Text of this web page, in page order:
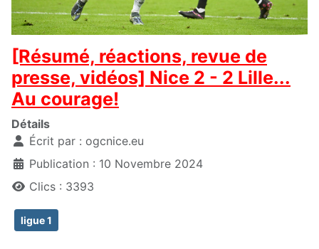
[Résumé, réactions, revue de
presse, vidéos] Nice 2 - 2 Lille...
Au courage!
Détails
Écrit par : ogcnice.eu
Publication : 10 Novembre 2024
Clics : 3393
ligue 1